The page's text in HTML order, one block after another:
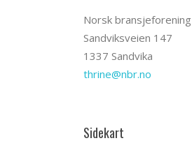
Norsk
Sandviksveien 147
1337 Sandvika
thrine@nbr.no
Sidekart